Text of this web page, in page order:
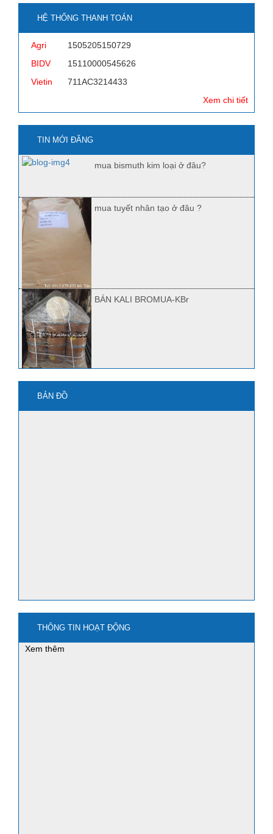
HỆ THỐNG THANH TOÁN
Agri
1505205150729
BIDV
15110000545626
Vietin
711AC3214433
Xem chi tiết
TIN MỚI ĐĂNG
mua bismuth kim loại ở đâu?
mua tuyết nhân tạo ở đâu ?
BÁN KALI BROMUA-KBr
mua nano3 ở đâu?
BẢN ĐỒ
THÔNG TIN HOẠT ĐỘNG
Xem thêm